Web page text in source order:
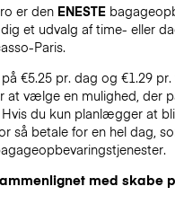
er den ENESTE
et udvalg af time- eller
Paris.
€5.25 pr. dag og €1.29
at vælge en mulighed, der
du kun planlægger at
så betale for en hel dag,
med skabe